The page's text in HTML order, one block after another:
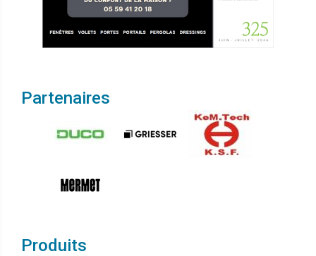
Partenaires
Produits